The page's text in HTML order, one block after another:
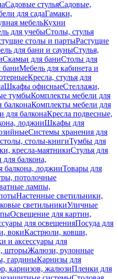
Садовые стульяСадовые,
для садаГамаки,
мебельКухни
для учебыСтолы, стулья
столы и партыРастущие
для бани и сауныСтулья,
Скамьи для баниСтолы для
баниМебель для кабинета и
Кресла, стулья для
Шкафы офисныеСтеллажи,
тумбыКомплекты мебели для
Комплекты мебели для
для балконаКресла подвесные,
лоджииШкафы для
Системы хранения для
столы-книгиТумбы для
кресла-маятникиСтулья для
балкона,
балкона, лоджииТовары для
потолочные
лампы,
Настенные светильники,
светильникиУличные
Освещение для картин,
для освещенияПосуда для
вокиКастрюли, ковши,
и аксессуары для
шторыЖалюзи, рулонные
гардиныКарнизы для
карнизов, жалюзиПленки для